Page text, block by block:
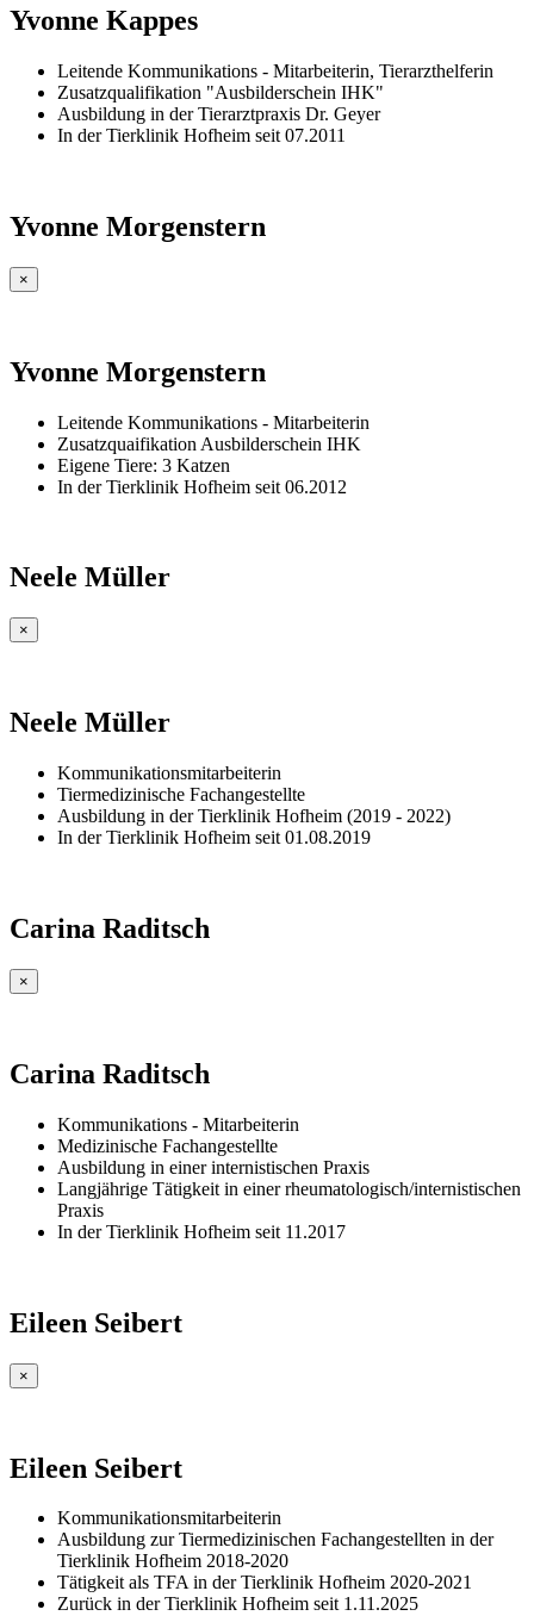
Yvonne Kappes
Leitende Kommunikations - Mitarbeiterin, Tierarzthelferin
Zusatzqualifikation "Ausbilderschein IHK"
Ausbildung in der Tierarztpraxis Dr. Geyer
In der Tierklinik Hofheim seit 07.2011
Yvonne Morgenstern
×
Yvonne Morgenstern
Leitende Kommunikations - Mitarbeiterin
Zusatzquaifikation Ausbilderschein IHK
Eigene Tiere: 3 Katzen
In der Tierklinik Hofheim seit 06.2012
Neele Müller
×
Neele Müller
Kommunikationsmitarbeiterin
Tiermedizinische Fachangestellte
Ausbildung in der Tierklinik Hofheim (2019 - 2022)
In der Tierklinik Hofheim seit 01.08.2019
Carina Raditsch
×
Carina Raditsch
Kommunikations - Mitarbeiterin
Medizinische Fachangestellte
Ausbildung in einer internistischen Praxis
Langjährige Tätigkeit in einer rheumatologisch/internistischen
Praxis
In der Tierklinik Hofheim seit 11.2017
Eileen Seibert
×
Eileen Seibert
Kommunikationsmitarbeiterin
Ausbildung zur Tiermedizinischen Fachangestellten in der
Tierklinik Hofheim 2018-2020
Tätigkeit als TFA in der Tierklinik Hofheim 2020-2021
Zurück in der Tierklinik Hofheim seit 1.11.2025